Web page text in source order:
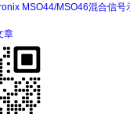
MSO44/MSO46混合信号
章